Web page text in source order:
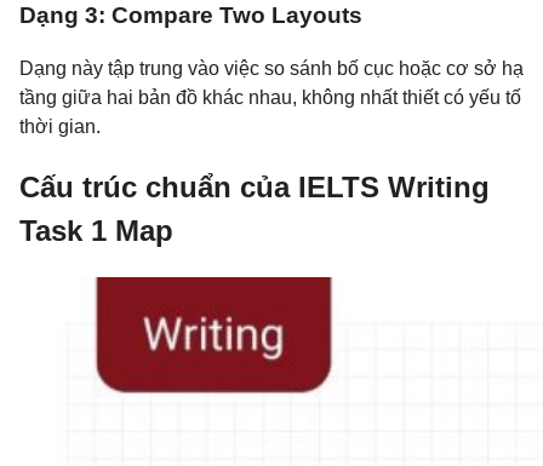
Dạng 3: Compare Two Layouts
Dạng này tập trung vào việc so sánh bố cục hoặc cơ sở hạ
tầng giữa hai bản đồ khác nhau, không nhất thiết có yếu tố
thời gian.
Cấu trúc chuẩn của IELTS Writing
Task 1 Map